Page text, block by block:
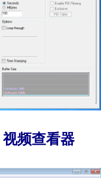
频查看器